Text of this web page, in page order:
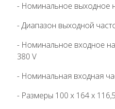
- Номинальное выходное
- Диапазон выходной
- Номинальное входное
380 V
- Номинальная входная
- Размеры 100 х 164 х